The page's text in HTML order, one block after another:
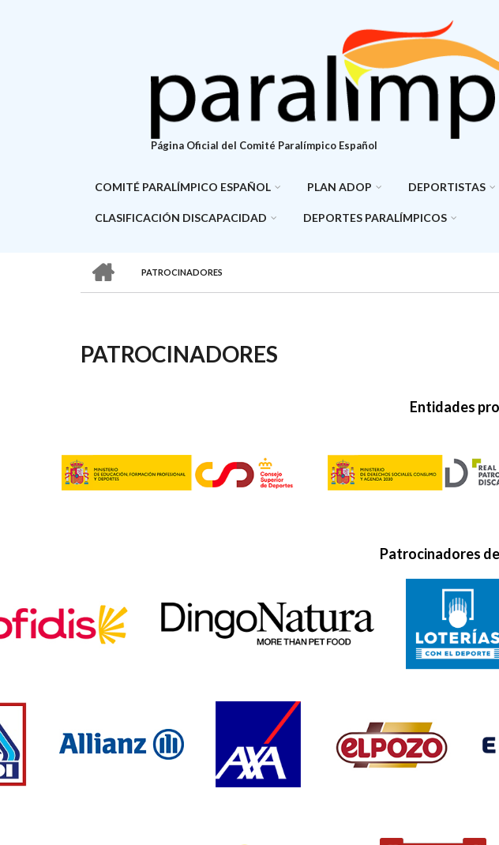
Página Oficial del Comité Paralímpico Español
COMITÉ PARALÍMPICO ESPAÑOL PLAN ADOP DEPORTISTAS
CLASIFICACIÓN DISCAPACIDAD DEPORTES PARALÍMPICOS
SOBRESCRIBIR
DE
AYUDA
PATROCINADORES
PATROCINADORES
Entidades
Patrocinadores